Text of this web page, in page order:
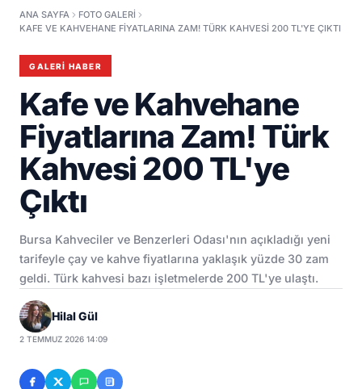
ANA SAYFA
FOTO GALERI
KAFE VE KAHVEHANE FIYATLARINA ZAM! TÜRK KAHVESI 200 TL'YE ÇIKTI
GALERI HABER
Kafe ve Kahvehane
Fiyatlarına Zam! Türk
Kahvesi 200 TL'ye
Çıktı
Bursa Kahveciler ve Benzerleri Odası'nın açıkladığı yeni
tarifeyle çay ve kahve fiyatlarına yaklaşık yüzde 30 zam
geldi. Türk kahvesi bazı işletmelerde 200 TL'ye ulaştı.
Hilal Gül
2 TEMMUZ 2026 14:09